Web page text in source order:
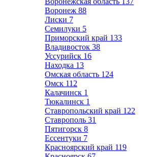
Воронеж 88
Лиски 7
Семилуки 5
Приморский край 133
Владивосток 38
Уссурийск 16
Находка 13
Омская область 124
Омск 112
Калачинск 1
Тюкалинск 1
Ставропольский край 122
Ставрополь 31
Пятигорск 8
Ессентуки 7
Красноярский край 119